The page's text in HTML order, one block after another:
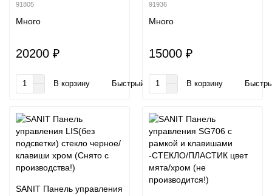
91805
Много
20200 ₽
В корзину Быстрый заказ
91936
Много
15000 ₽
В корзину
SANIT Панель управления